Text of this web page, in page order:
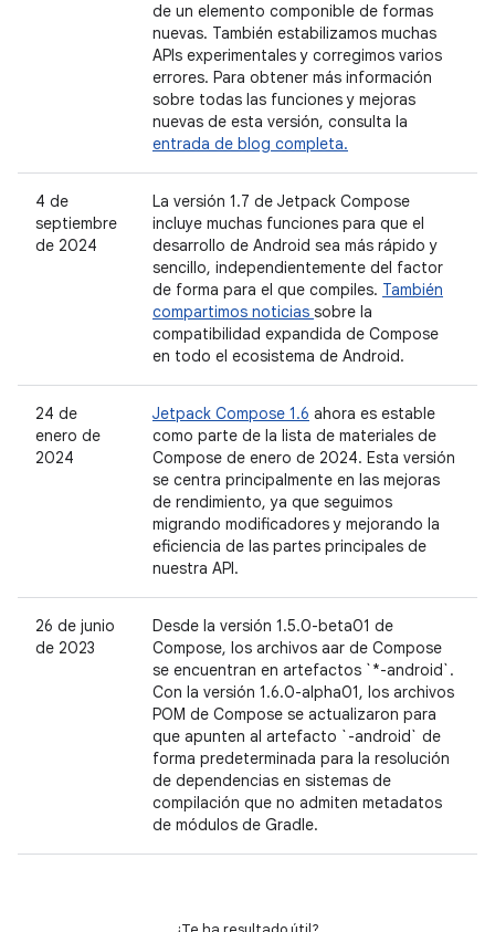
de un elemento componible de formas
nuevas. También estabilizamos muchas
APIs experimentales y corregimos varios
errores. Para obtener más información
sobre todas las funciones y mejoras
nuevas de esta versión, consulta la
entrada de blog completa.
4 de
septiembre
de 2024
La versión 1.7 de Jetpack Compose
incluye muchas funciones para que el
desarrollo de Android sea más rápido y
sencillo, independientemente del factor
de forma para el que compiles. También
compartimos noticias sobre la
compatibilidad expandida de Compose
en todo el ecosistema de Android.
24 de
enero de
2024
Jetpack Compose 1.6 ahora es estable
como parte de la lista de materiales de
Compose de enero de 2024. Esta versión
se centra principalmente en las mejoras
de rendimiento, ya que seguimos
migrando modificadores y mejorando la
eficiencia de las partes principales de
nuestra API.
26 de junio
de 2023
Desde la versión 1.5.0-beta01 de
Compose, los archivos aar de Compose
se encuentran en artefactos `*-android`.
Con la versión 1.6.0-alpha01, los archivos
POM de Compose se actualizaron para
que apunten al artefacto `-android` de
forma predeterminada para la resolución
de dependencias en sistemas de
compilación que no admiten metadatos
de módulos de Gradle.